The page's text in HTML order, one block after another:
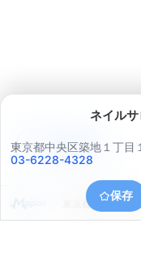
ネイル
東京都中央区築地１丁目
03-6228-4328
保存
東京都港区海岸
アプリで見る